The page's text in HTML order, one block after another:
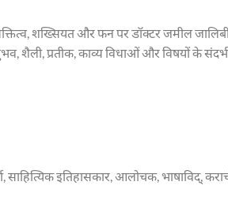
शख्सियत और फन पर डॉक्टर जमील
शैली, प्रतीक, काव्य विधाओं और विषयों के
साहित्यिक इतिहासकार, आलोचक, भाषाविद्,